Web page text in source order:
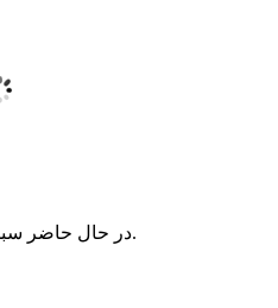
در حال حاضر سبد خرید شما خالی می‌باشد.